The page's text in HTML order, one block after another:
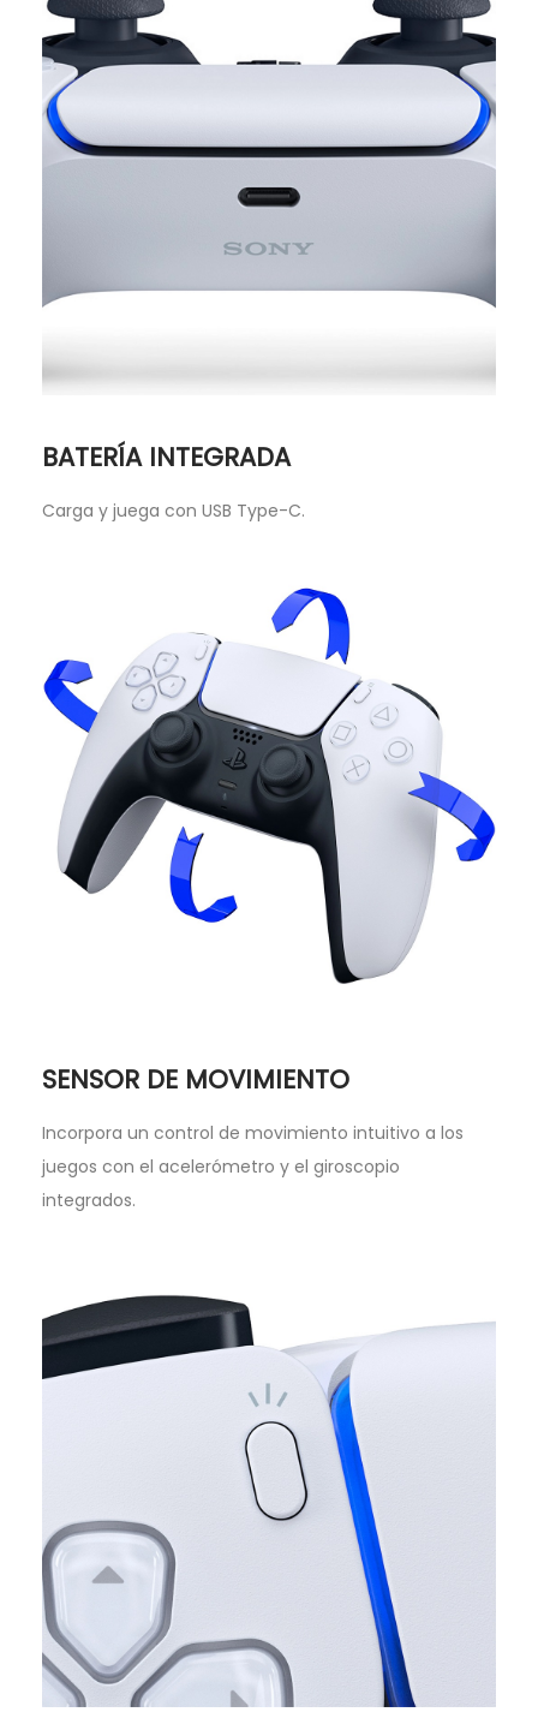
BATERÍA INTEGRADA
Carga y juega con USB Type-C.
SENSOR DE MOVIMIENTO
Incorpora un control de movimiento intuitivo a los
juegos con el acelerómetro y el giroscopio
integrados.